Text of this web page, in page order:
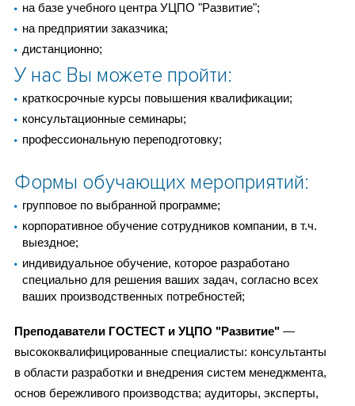
на базе учебного центра УЦПО "Развитие";
на предприятии заказчика;
дистанционно;
У нас Вы можете пройти:
краткосрочные курсы повышения квалификации;
консультационные семинары;
профессиональную переподготовку;
Формы обучающих мероприятий:
групповое по выбранной программе;
корпоративное обучение сотрудников компании, в т.ч.
выездное;
индивидуальное обучение, которое разработано
специально для решения ваших задач, согласно всех
ваших производственных потребностей;
Преподаватели ГОСТЕСТ и УЦПО "Развитие" —
высококвалифицированные специалисты: консультанты
в области разработки и внедрения систем менеджмента,
основ бережливого производства; аудиторы, эксперты,